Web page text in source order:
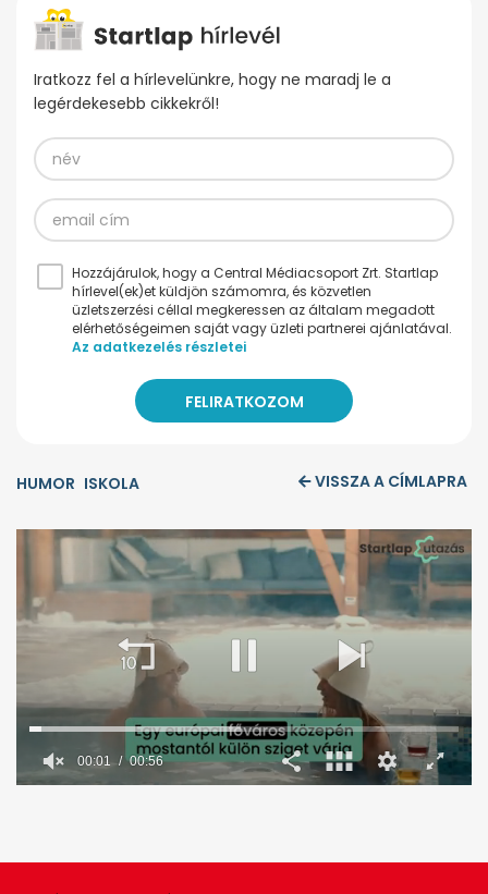
Iratkozz fel a hírlevelünkre, hogy ne maradj le a
legérdekesebb cikkekről!
Hozzájárulok, hogy a Central Médiacsoport Zrt. Startlap
hírlevel(ek)et küldjön számomra, és közvetlen
üzletszerzési céllal megkeressen az általam megadott
elérhetőségeimen saját vagy üzleti partnerei ajánlatával.
Az adatkezelés részletei
HUMOR ISKOLA VISSZA A CÍMLAPRA
seconds
00:02 00:56